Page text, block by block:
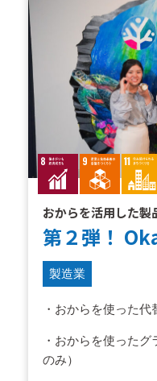
おからを活用した製
第２弾！
製造業
・おからを使った
・おからを使った
のみ）